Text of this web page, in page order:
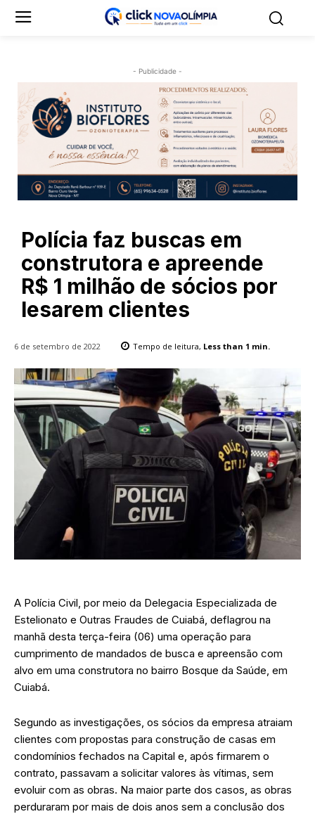
- Publicidade -
Polícia faz buscas em
construtora e apreende
R$ 1 milhão de sócios por
lesarem clientes
6 de setembro de 2022 Tempo de leitura, Less than 1 min.
A Polícia Civil, por meio da Delegacia Especializada de
Estelionato e Outras Fraudes de Cuiabá, deflagrou na
manhã desta terça-feira (06) uma operação para
cumprimento de mandados de busca e apreensão com
alvo em uma construtora no bairro Bosque da Saúde, em
Cuiabá.
Segundo as investigações, os sócios da empresa atraiam
clientes com propostas para construção de casas em
condomínios fechados na Capital e, após firmarem o
contrato, passavam a solicitar valores às vítimas, sem
evoluir com as obras. Na maior parte dos casos, as obras
perduraram por mais de dois anos sem a conclusão dos